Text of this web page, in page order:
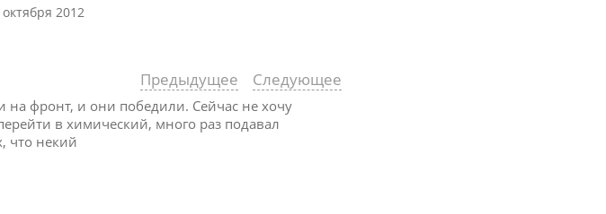
2012
Предыдущее Следующее
на фронт, и они победили. Сейчас не хочу
в химический, много раз подавал
что некий